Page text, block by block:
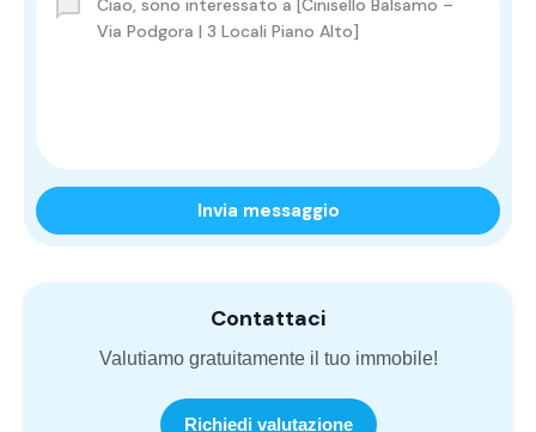
Invia messaggio
Contattaci
Valutiamo gratuitamente il tuo immobile!
Richiedi valutazione